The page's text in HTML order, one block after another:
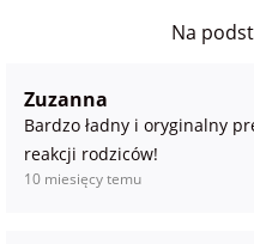
Na
Zuzanna
Bardzo ładny i oryginalny
reakcji rodziców!
10 miesięcy temu